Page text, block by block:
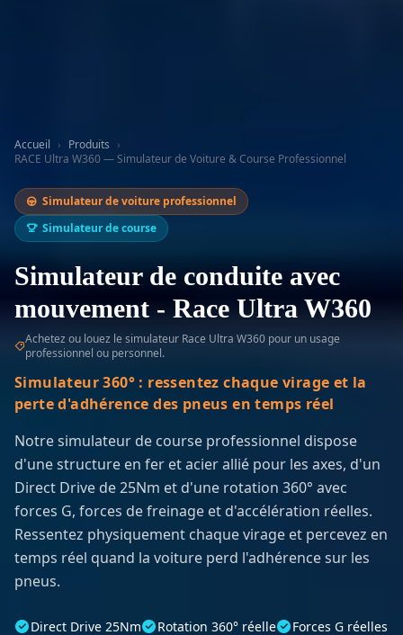
Accueil › Produits ›
RACE Ultra W360 — Simulateur de Voiture & Course Professionnel
Simulateur de voiture professionnel
Simulateur de course
Simulateur de conduite avec
mouvement - Race Ultra W360
Achetez ou louez le simulateur Race Ultra W360 pour un usage
professionnel ou personnel.
Simulateur 360° : ressentez chaque virage et la
perte d'adhérence des pneus en temps réel
Notre simulateur de course professionnel dispose
d'une structure en fer et acier allié pour les axes, d'un
Direct Drive de 25Nm et d'une rotation 360° avec
forces G, forces de freinage et d'accélération réelles.
Ressentez physiquement chaque virage et percevez en
temps réel quand la voiture perd l'adhérence sur les
pneus.
Direct Drive 25Nm Rotation 360° réelle Forces G réelles